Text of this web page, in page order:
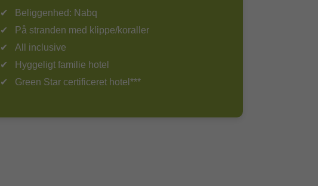
Beliggenhed: Nabq
På stranden med klippe/koraller
All inclusive
Hyggeligt familie hotel
Green Star certificeret hotel***